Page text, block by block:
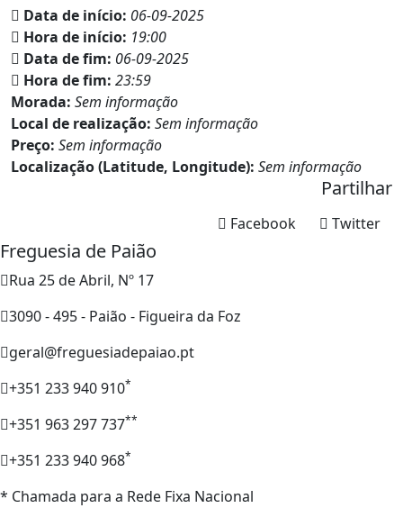
Data de início: 06-09-2025
Hora de início: 19:00
Data de fim: 06-09-2025
Hora de fim: 23:59
Morada: Sem informação
Local de realização: Sem informação
Preço: Sem informação
Localização (Latitude, Longitude): Sem informação
Partilhar
Twitter
Facebook
Freguesia de Paião
Rua 25 de Abril, Nº 17
3090 - 495 - Paião - Figueira da Foz
geral@freguesiadepaiao.pt
+351 233 940 910*
+351 963 297 737**
+351 233 940 968*
* Chamada para a Rede Fixa Nacional